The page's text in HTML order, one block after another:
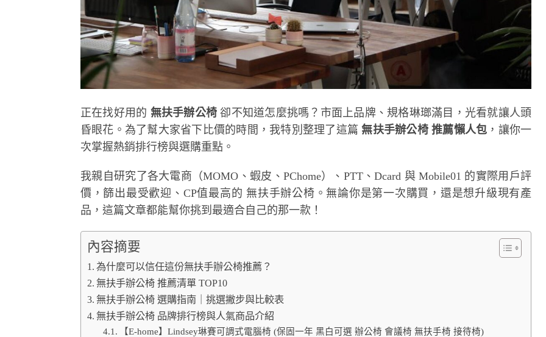
正在找好用的 無扶手辦公椅 卻不知道怎麼挑嗎？市面上品牌、規格琳瑯滿目，光看就讓人頭
昏眼花。為了幫大家省下比價的時間，我特別整理了這篇無扶手辦公椅 推薦懶人包 ，讓你一
次掌握熱銷排行榜與選購重點。
我親自研究了各大電商（MOMO、蝦皮、PChome）、PTT、Dcard 與 Mobile01 的實際用戶評
價，篩出最受歡迎、CP值最高的 無扶手辦公椅。無論你是第一次購買，還是想升級現有產
品，這篇文章都能幫你挑到最適合自己的那一款！
內容摘要
為什麼可以信任這份無扶手辦公椅推薦？
無扶手辦公椅 推薦清單 TOP10
無扶手辦公椅 選購指南｜挑選撇步與比較表
無扶手辦公椅 品牌排行榜與人氣商品介紹
【E-home】Lindsey琳賽可調式電腦椅 (保固一年 黑白可選 辦公椅 會議椅 無扶手椅 接待椅)